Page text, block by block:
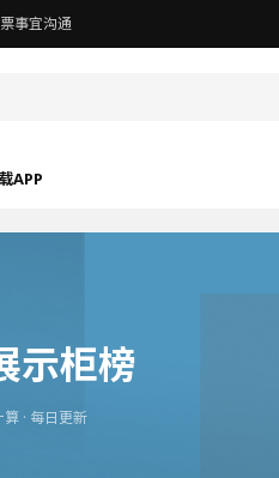
事宜沟通
APP
示柜榜
· 每日更新